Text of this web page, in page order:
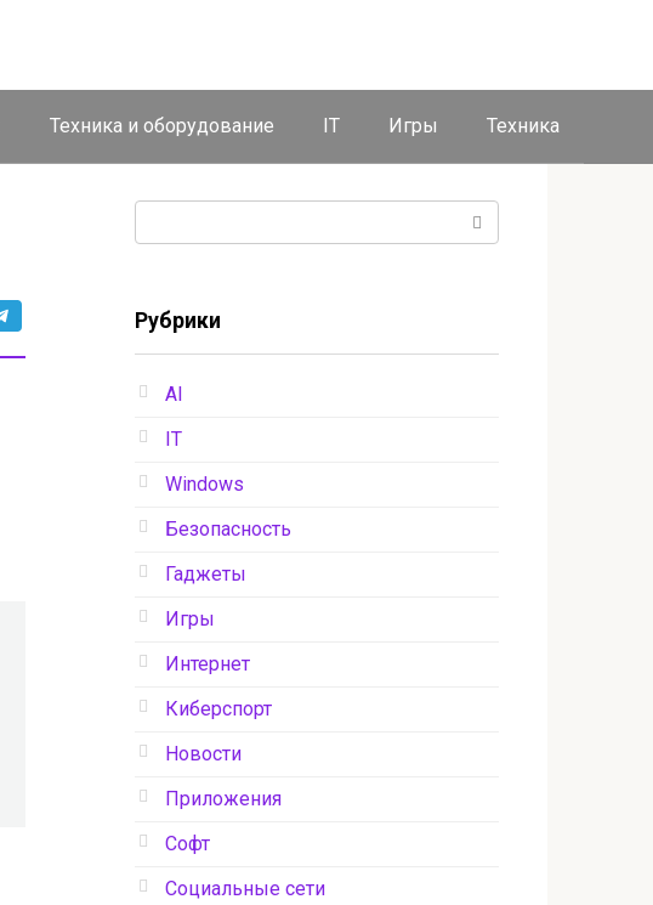
Техника и оборудование IT Игры Техника
Рубрики
AI
IT
Windows
Безопасность
Гаджеты
Игры
Интернет
Киберспорт
Новости
Приложения
Софт
Социальные сети